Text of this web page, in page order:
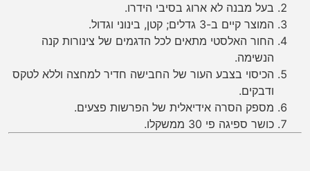
בעל מבנה לא ארוג בסיבי הידרו.
המוצר קיים ב-3 גדלים; קטן, בינוני וגדול.
החור האלסטי מתאים לכל הדגמים של צינורות קנה
הנשימה.
הכיסוי בצבע העור של החבישה חדיר למחצה וללא לטקס
ודבקים.
מספק הסרה אידיאלית של הפרשות פצעים.
כושר ספיגה פי 30 ממשקלו.